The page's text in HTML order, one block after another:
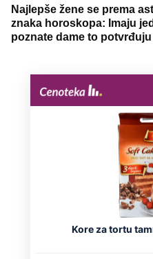
Najlepše žene se prema
znaka horoskopa: Imaju
poznate dame to potvrđuju